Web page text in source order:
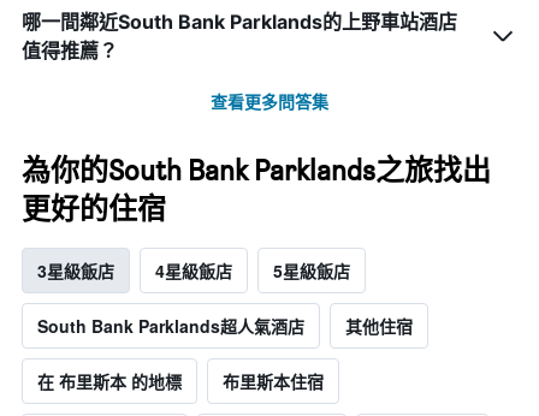
哪一間鄰近South Bank Parklands的上野車站酒店
值得推薦？
查看更多問答集
為你的South Bank Parklands之旅找出
更好的住宿
3星級飯店 4星級飯店 5星級飯店
South Bank Parklands超人氣酒店 其他住宿
在 布里斯本 的地標 布里斯本住宿